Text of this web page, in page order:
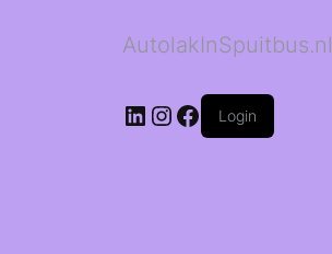
AutolakInSpuitbus.nl
LinkedIn
Instagram
Facebook
Login